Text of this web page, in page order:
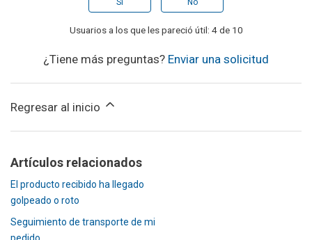
Sí No
Usuarios a los que les pareció útil: 4 de 10
¿Tiene más preguntas? Enviar una solicitud
Regresar al inicio
Artículos relacionados
El producto recibido ha llegado
golpeado o roto
Seguimiento de transporte de mi